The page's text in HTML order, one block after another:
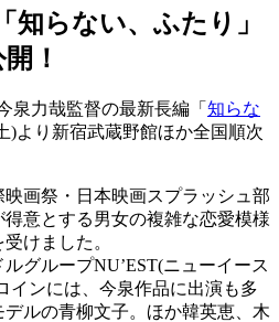
知らない、ふたり」
！
泉力哉監督の最新長編「 知らな
)より新宿武蔵野館ほか全国順次
画祭・日本映画スプラッシュ部
意とする男女の複雑な恋愛模様
けました。
グループNU’EST(ニューイース
インには、今泉作品に出演も多
ルの青柳文子。ほか韓英恵、木